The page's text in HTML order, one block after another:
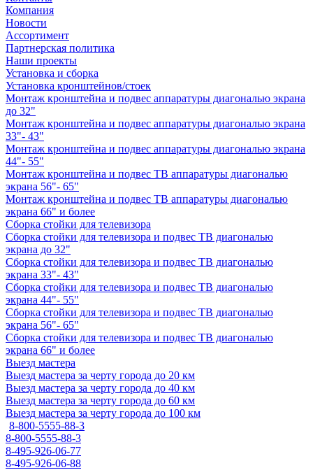
Компания
Новости
Ассортимент
Партнерская политика
Наши проекты
Установка и сборка
Установка кронштейнов/стоек
Монтаж кронштейна и подвес аппаратуры диагональю экрана
до 32"
Монтаж кронштейна и подвес аппаратуры диагональю экрана
33"- 43"
Монтаж кронштейна и подвес аппаратуры диагональю экрана
44"- 55"
Монтаж кронштейна и подвес ТВ аппаратуры диагональю
экрана 56"- 65"
Монтаж кронштейна и подвес ТВ аппаратуры диагональю
экрана 66" и более
Сборка стойки для телевизора
Сборка стойки для телевизора и подвес ТВ диагональю
экрана до 32"
Сборка стойки для телевизора и подвес ТВ диагональю
экрана 33"- 43"
Сборка стойки для телевизора и подвес ТВ диагональю
экрана 44"- 55"
Сборка стойки для телевизора и подвес ТВ диагональю
экрана 56"- 65"
Сборка стойки для телевизора и подвес ТВ диагональю
экрана 66" и более
Выезд мастера
Выезд мастера за черту города до 20 км
Выезд мастера за черту города до 40 км
Выезд мастера за черту города до 60 км
Выезд мастера за черту города до 100 км
8-800-5555-88-3
8-800-5555-88-3
8-495-926-06-77
8-495-926-06-88